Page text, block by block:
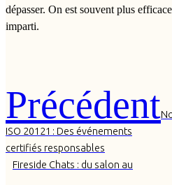
dépasser. On est souvent plus
imparti.
Précédent
ISO 20121 : Des événements
certifiés responsables
Fireside Chats : du salon au